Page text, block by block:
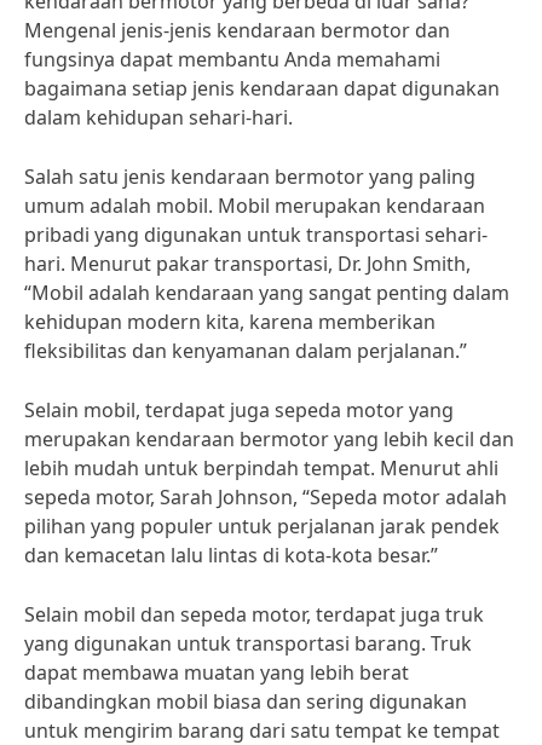
Mengenal jenis-jenis kendaraan bermotor dan
fungsinya dapat membantu Anda memahami
bagaimana setiap jenis kendaraan dapat digunakan
dalam kehidupan sehari-hari.
Salah satu jenis kendaraan bermotor yang paling
umum adalah mobil. Mobil merupakan kendaraan
pribadi yang digunakan untuk transportasi sehari-
hari. Menurut pakar transportasi, Dr. John Smith,
“Mobil adalah kendaraan yang sangat penting dalam
kehidupan modern kita, karena memberikan
fleksibilitas dan kenyamanan dalam perjalanan.”
Selain mobil, terdapat juga sepeda motor yang
merupakan kendaraan bermotor yang lebih kecil dan
lebih mudah untuk berpindah tempat. Menurut ahli
sepeda motor, Sarah Johnson, “Sepeda motor adalah
pilihan yang populer untuk perjalanan jarak pendek
dan kemacetan lalu lintas di kota-kota besar.”
Selain mobil dan sepeda motor, terdapat juga truk
yang digunakan untuk transportasi barang. Truk
dapat membawa muatan yang lebih berat
dibandingkan mobil biasa dan sering digunakan
untuk mengirim barang dari satu tempat ke tempat